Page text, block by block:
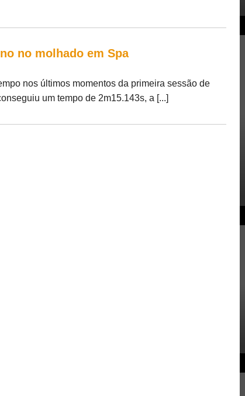
no molhado em Spa
nos últimos momentos da primeira sessão de
um tempo de 2m15.143s, a [...]